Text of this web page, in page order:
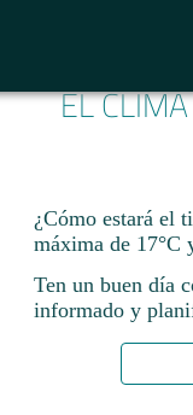
EL
¿Cómo estará el
máxima de 17°C
Ten un buen día
informado y